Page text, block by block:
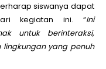
siswanya dapat
kegiatan ini. “Ini
untuk berinteraksi,
yang penuh